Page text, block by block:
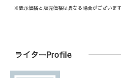
※表示価格と販売価格は異なる場合がござい
ライターProfile